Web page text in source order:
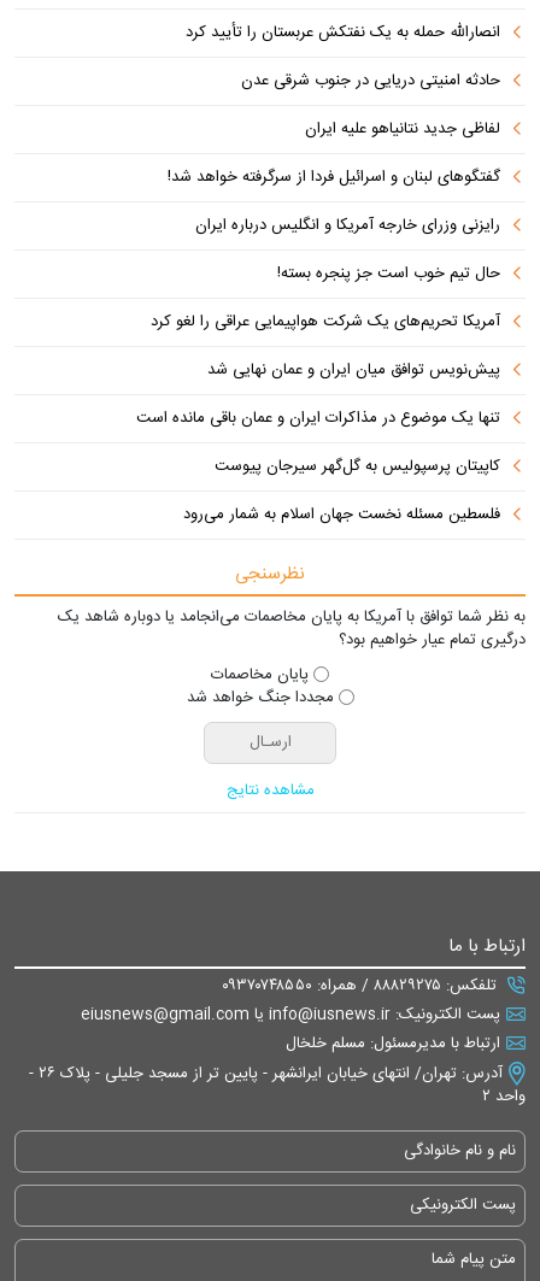
انصارالله حمله به یک نفتکش عربستان را تأیید کرد
حادثه امنیتی دریایی در جنوب شرقی عدن
لفاظی جدید نتانیاهو علیه ایران
گفتگوهای لبنان و اسرائیل فردا از سرگرفته خواهد شد!
رایزنی وزرای خارجه آمریکا و انگلیس درباره ایران
حال تیم خوب است جز پنجره بسته!
آمریکا تحریم‌های یک شرکت هواپیمایی عراقی را لغو کرد
پیش‌نویس توافق میان ایران و عمان نهایی شد
تنها یک موضوع در مذاکرات ایران و عمان باقی مانده است
کاپیتان پرسپولیس به گل‌گهر سیرجان پیوست
فلسطین مسئله نخست جهان اسلام به شمار می‌رود
نظرسنجی
به نظر شما توافق با آمریکا به پایان مخاصمات می‌انجامد یا دوباره شاهد یک
درگیری تمام عیار خواهیم بود؟
پایان مخاصمات
مجددا جنگ خواهد شد
مشاهده نتایج
ارتباط با ما
تلفکس: ۸۸۸۲۹۲۷۵ / همراه: ۰۹۳۷۰۷۴۸۵۵۰
پست الکترونیک: info@iusnews.ir یا eiusnews@gmail.com
ارتباط با مدیرمسئول: مسلم خلخال
آدرس: تهران/ انتهای خیابان ایرانشهر - پایین تر از مسجد جلیلی - پلاک ۲۶ -
واحد ۲